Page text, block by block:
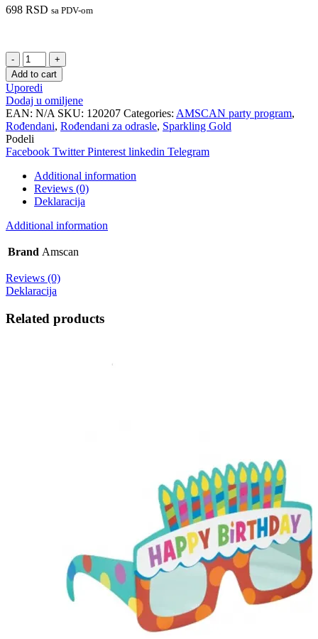
698 RSD sa PDV-om
Baner
240
x
16
cm
Sparkling
Gold
30
quantity
Add to cart
Uporedi
Dodaj u omiljene
EAN: N/A SKU: 120207 Categories: AMSCAN party program,
Rođendani, Rođendani za odrasle, Sparkling Gold
Podeli
Facebook Twitter Pinterest linkedin Telegram
Additional information
Reviews (0)
Deklaracija
Additional information
Brand Amscan
Reviews (0)
Deklaracija
Related products